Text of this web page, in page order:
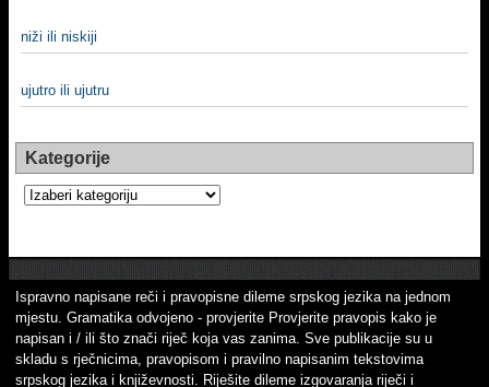
niži ili niskiji
ujutro ili ujutru
Kategorije
Kategorije
Ispravno napisane reči i pravopisne dileme srpskog jezika na jednom
mjestu. Gramatika odvojeno - provjerite Provjerite pravopis kako je
napisan i / ili što znači riječ koja vas zanima. Sve publikacije su u
skladu s rječnicima, pravopisom i pravilno napisanim tekstovima
srpskog jezika i književnosti. Riješite dileme izgovaranja riječi i